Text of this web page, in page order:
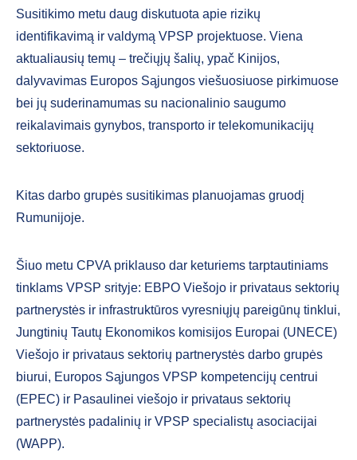
Susitikimo metu daug diskutuota apie rizikų
identifikavimą ir valdymą VPSP projektuose. Viena
aktualiausių temų – trečiųjų šalių, ypač Kinijos,
dalyvavimas Europos Sąjungos viešuosiuose pirkimuose
bei jų suderinamumas su nacionalinio saugumo
reikalavimais gynybos, transporto ir telekomunikacijų
sektoriuose.
Kitas darbo grupės susitikimas planuojamas gruodį
Rumunijoje.
Šiuo metu CPVA priklauso dar keturiems tarptautiniams
tinklams VPSP srityje: EBPO Viešojo ir privataus sektorių
partnerystės ir infrastruktūros vyresniųjų pareigūnų tinklui,
Jungtinių Tautų Ekonomikos komisijos Europai (UNECE)
Viešojo ir privataus sektorių partnerystės darbo grupės
biurui, Europos Sąjungos VPSP kompetencijų centrui
(EPEC) ir Pasaulinei viešojo ir privataus sektorių
partnerystės padalinių ir VPSP specialistų asociacijai
(WAPP).